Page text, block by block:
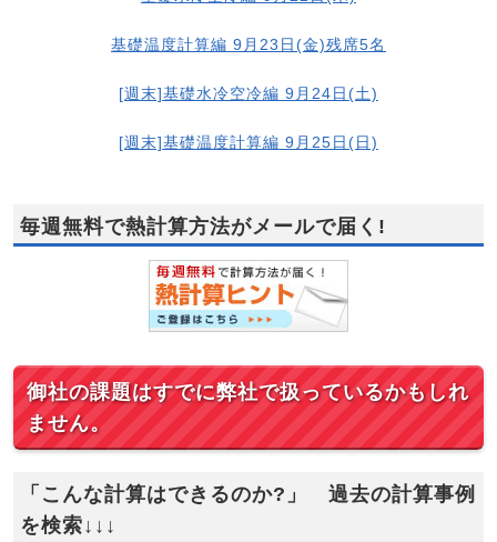
基礎温度計算編 9月23日(金)残席5名
[週末]基礎水冷空冷編 9月24日(土)
[週末]基礎温度計算編 9月25日(日)
毎週無料で熱計算方法がメールで届く!
御社の課題はすでに弊社で扱っているかもしれ
ません。
「こんな計算はできるのか?」 過去の計算事例
を検索↓↓↓